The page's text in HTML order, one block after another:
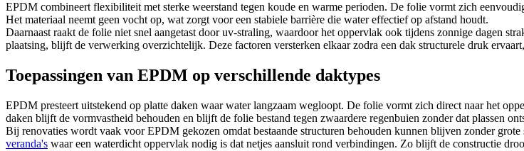
EPDM combineert flexibiliteit met sterke weerstand tegen koude en warme perioden. De folie vormt zich
Het materiaal neemt geen vocht op, wat zorgt voor een stabiele barrière die water effectief op afstand houdt.
Daarnaast raakt de folie niet snel aangetast door uv-straling, waardoor het oppervlak ook tijdens zonnige dagen
plaatsing, blijft de verwerking overzichtelijk. Deze factoren versterken elkaar zodra een dak structurele druk
Toepassingen van EPDM op verschillende daktypes
EPDM presteert uitstekend op platte daken waar water langzaam wegloopt. De folie vormt zich direct naar het
daken blijft de vormvastheid behouden en blijft de folie bestand tegen zwaardere regenbuien zonder dat plassen
Bij renovaties wordt vaak voor EPDM gekozen omdat bestaande structuren behouden kunnen blijven zonder
veranda's waar een waterdicht oppervlak nodig is dat netjes aansluit rond verbindingen. Zo blijft de constructie